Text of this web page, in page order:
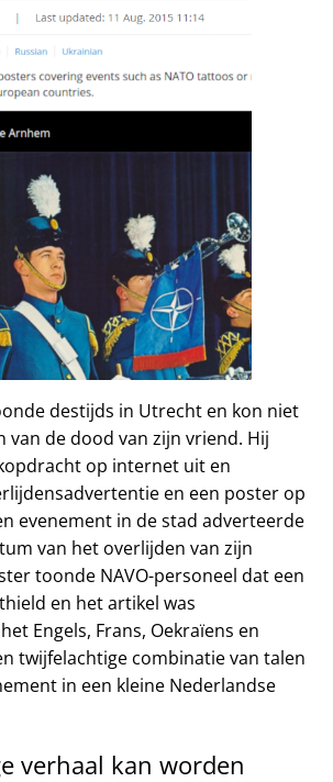
destijds in Utrecht en kon niet
van de dood van zijn vriend. Hij
op internet uit en
en een poster op
evenement in de stad adverteerde
van het overlijden van zijn
toonde NAVO-personeel dat een
en het artikel was
Engels, Frans, Oekraïens en
twijfelachtige combinatie van talen
in een kleine Nederlandse
verhaal kan worden